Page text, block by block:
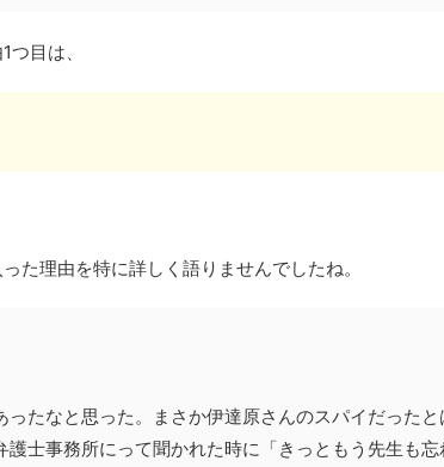
目は、
た理由を特に詳しく語りませんでしたね。
ったなと思った。まさか伊達原さんのスパイだったと
護士事務所にって聞かれた時に「きっともう先生も忘